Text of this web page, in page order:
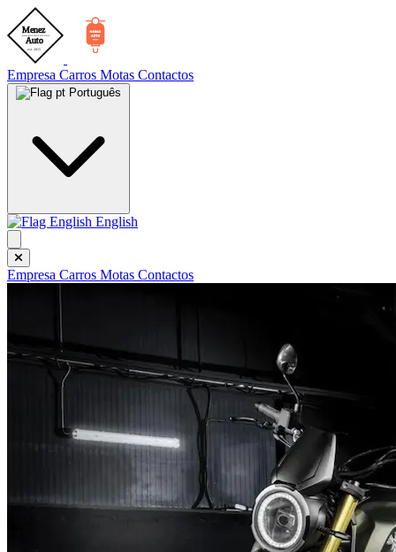
Empresa Carros Motas Contactos
Português
English
Empresa Carros Motas Contactos